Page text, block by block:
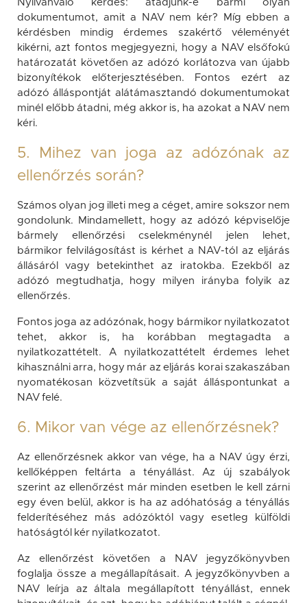
Nyilvánvaló kérdés: átadjunk-e bármi olyan
dokumentumot, amit a NAV nem kér? Míg ebben a
kérdésben mindig érdemes szakértő véleményét
kikérni, azt fontos megjegyezni, hogy a NAV elsőfokú
határozatát követően az adózó korlátozva van újabb
bizonyítékok előterjesztésében. Fontos ezért az
adózó álláspontját alátámasztandó dokumentumokat
minél előbb átadni, még akkor is, ha azokat a NAV nem
kéri.
5. Mihez van joga az adózónak az
ellenőrzés során?
Számos olyan jog illeti meg a céget, amire sokszor nem
gondolunk. Mindamellett, hogy az adózó képviselője
bármely ellenőrzési cselekménynél jelen lehet,
bármikor felvilágosítást is kérhet a NAV-tól az eljárás
állásáról vagy betekinthet az iratokba. Ezekből az
adózó megtudhatja, hogy milyen irányba folyik az
ellenőrzés.
Fontos joga az adózónak, hogy bármikor nyilatkozatot
tehet, akkor is, ha korábban megtagadta a
nyilatkozattételt. A nyilatkozattételt érdemes lehet
kihasználni arra, hogy már az eljárás korai szakaszában
nyomatékosan közvetítsük a saját álláspontunkat a
NAV felé.
6. Mikor van vége az ellenőrzésnek?
Az ellenőrzésnek akkor van vége, ha a NAV úgy érzi,
kellőképpen feltárta a tényállást. Az új szabályok
szerint az ellenőrzést már minden esetben le kell zárni
egy éven belül, akkor is ha az adóhatóság a tényállás
felderítéséhez más adózóktól vagy esetleg külföldi
hatóságtól kér nyilatkozatot.
Az ellenőrzést követően a NAV jegyzőkönyvben
foglalja össze a megállapításait. A jegyzőkönyvben a
NAV leírja az általa megállapított tényállást, ennek